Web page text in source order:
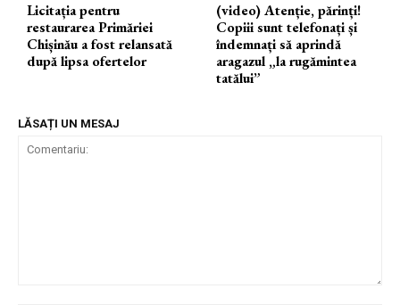
Licitația pentru
restaurarea Primăriei
Chișinău a fost relansată
după lipsa ofertelor
(video) Atenție, părinți!
Copiii sunt telefonați și
îndemnați să aprindă
aragazul „la rugămintea
tatălui”
LĂSAȚI UN MESAJ